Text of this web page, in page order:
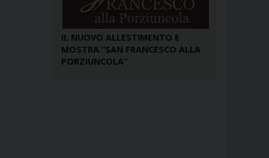
IL NUOVO ALLESTIMENTO E
MOSTRA “SAN FRANCESCO ALLA
PORZIUNCOLA”